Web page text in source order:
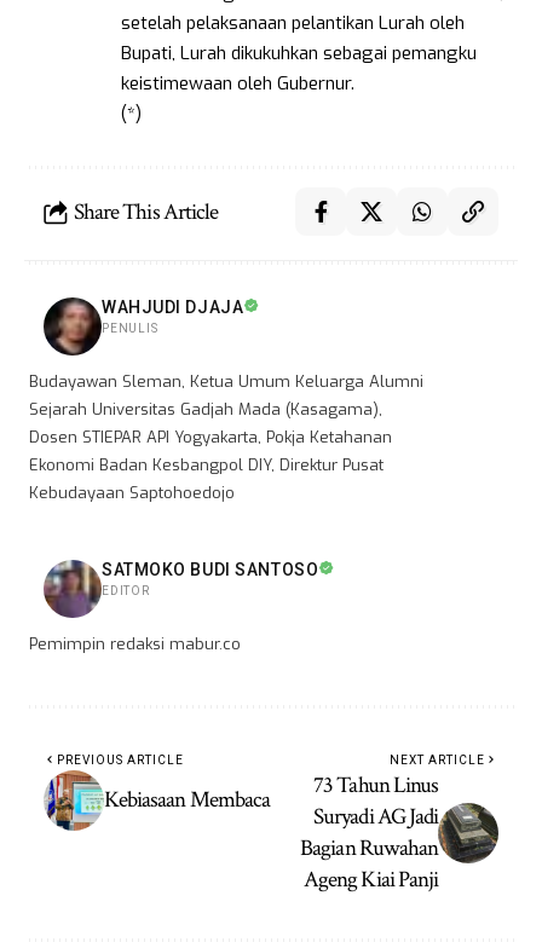
setelah pelaksanaan pelantikan Lurah oleh
Bupati, Lurah dikukuhkan sebagai pemangku
keistimewaan oleh Gubernur.
(*)
Share This Article
WAHJUDI DJAJA
PENULIS
Budayawan Sleman, Ketua Umum Keluarga Alumni
Sejarah Universitas Gadjah Mada (Kasagama),
Dosen STIEPAR API Yogyakarta, Pokja Ketahanan
Ekonomi Badan Kesbangpol DIY, Direktur Pusat
Kebudayaan Saptohoedojo
SATMOKO BUDI SANTOSO
EDITOR
Pemimpin redaksi mabur.co
PREVIOUS ARTICLE
Kebiasaan Membaca
NEXT ARTICLE
73 Tahun Linus
Suryadi AG Jadi
Bagian Ruwahan
Ageng Kiai Panji